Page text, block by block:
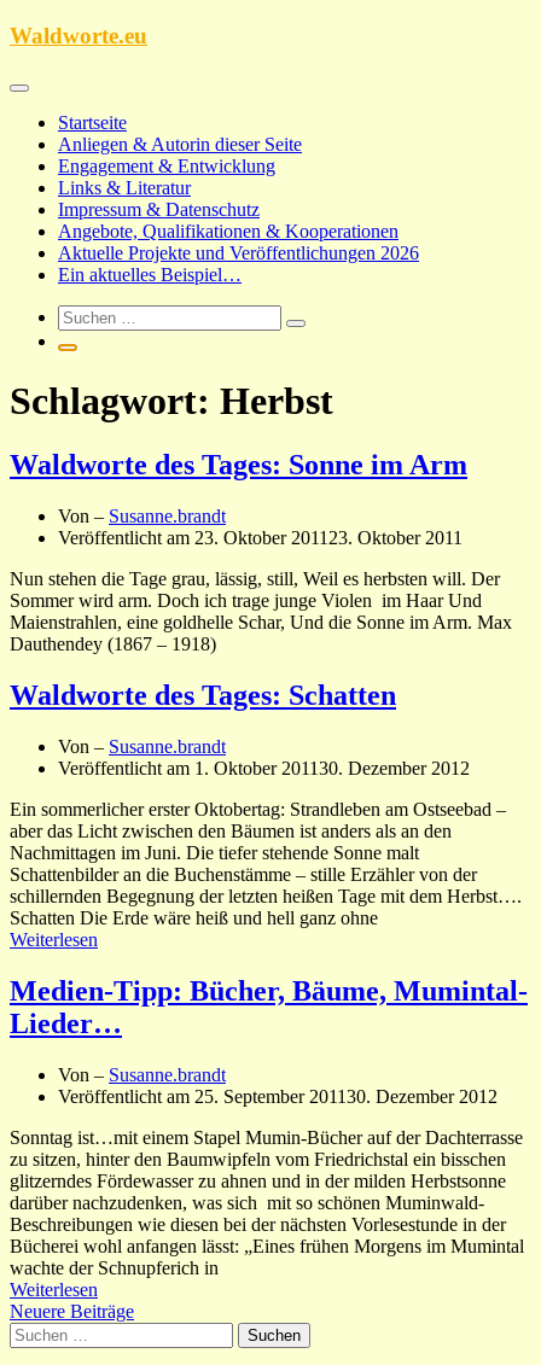
Zum
Waldworte.eu
Startseite
Anliegen & Autorin dieser Seite
Engagement & Entwicklung
Links & Literatur
Impressum & Datenschutz
Angebote, Qualifikationen & Kooperationen
Aktuelle Projekte und Veröffentlichungen 2026
Ein aktuelles Beispiel…
Schlagwort: Herbst
Waldworte des Tages: Sonne im Arm
Von – Susanne.brandt
Veröffentlicht am 23. Oktober 2011 23. Oktober 2011
Nun stehen die Tage grau, lässig, still, Weil es herbsten will. Der
Sommer wird arm. Doch ich trage junge Violen im Haar Und
Maienstrahlen, eine goldhelle Schar, Und die Sonne im Arm. Max
Dauthendey (1867 – 1918)
Waldworte des Tages: Schatten
Von – Susanne.brandt
Veröffentlicht am 1. Oktober 201130. Dezember 2012
Ein sommerlicher erster Oktobertag: Strandleben am Ostseebad –
aber das Licht zwischen den Bäumen ist anders als an den
Nachmittagen im Juni. Die tiefer stehende Sonne malt
Schattenbilder an die Buchenstämme – stille Erzähler von der
schillernden Begegnung der letzten heißen Tage mit dem Herbst….
Schatten Die Erde wäre heiß und hell ganz ohne
Weiterlesen
Medien-Tipp: Bücher, Bäume, Mumintal-
Lieder…
Von – Susanne.brandt
Veröffentlicht am 25. September 201130. Dezember 2012
Sonntag ist…mit einem Stapel Mumin-Bücher auf der Dachterrasse
zu sitzen, hinter den Baumwipfeln vom Friedrichstal ein bisschen
glitzerndes Fördewasser zu ahnen und in der milden Herbstsonne
darüber nachzudenken, was sich mit so schönen Muminwald-
Beschreibungen wie diesen bei der nächsten Vorlesestunde in der
Bücherei wohl anfangen lässt: „Eines frühen Morgens im Mumintal
wachte der Schnupferich in
Weiterlesen
Beitragsnavigation
Neuere Beiträge
Suchen
nach: